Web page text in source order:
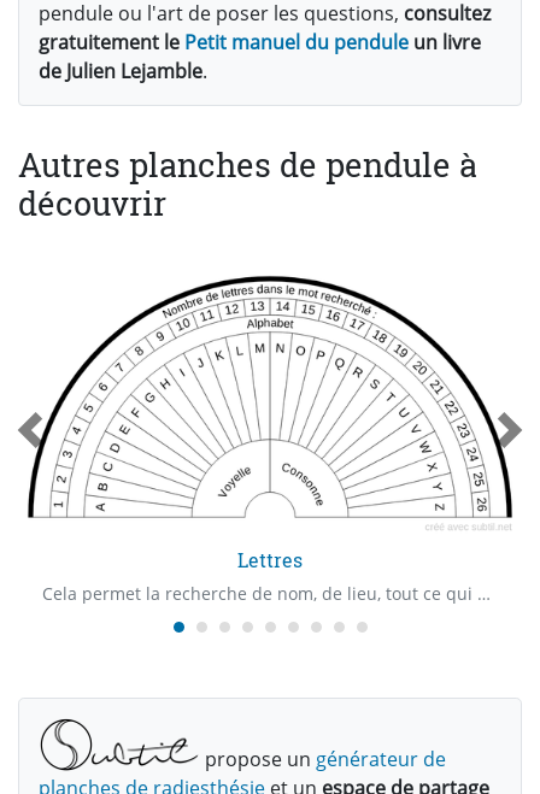
pendule ou l'art de poser les questions, consultez
gratuitement le Petit manuel du pendule un livre
de Julien Lejamble.
Autres planches de pendule à
découvrir
Lettres
Cela permet la recherche de nom, de lieu, tout ce qui peut s'écrire en lettres
propose un générateur de
planches de radiesthésie et un espace de partage